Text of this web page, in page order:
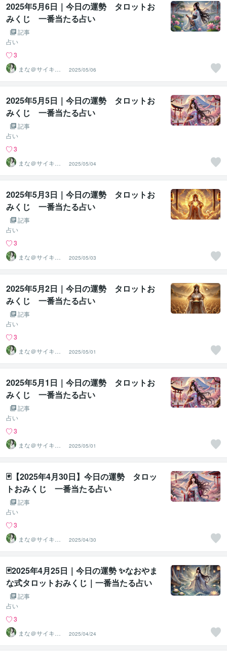
2025年5月6日｜今日の運勢 タロットお
みくじ 一番当たる占い
記事
占い
3
まな＠サイキッ
ク能力を覚醒さ
せる専門家
2025/05/06
2025年5月5日｜今日の運勢 タロットお
みくじ 一番当たる占い
記事
占い
3
まな＠サイキッ
ク能力を覚醒さ
せる専門家
2025/05/04
2025年5月3日｜今日の運勢 タロットお
みくじ 一番当たる占い
記事
占い
3
まな＠サイキッ
ク能力を覚醒さ
せる専門家
2025/05/03
2025年5月2日｜今日の運勢 タロットお
みくじ 一番当たる占い
記事
占い
3
まな＠サイキッ
ク能力を覚醒さ
せる専門家
2025/05/01
2025年5月1日｜今日の運勢 タロットお
みくじ 一番当たる占い
記事
占い
3
まな＠サイキッ
ク能力を覚醒さ
せる専門家
2025/05/01
🃏【2025年4月30日】今日の運勢 タロッ
トおみくじ 一番当たる占い
記事
占い
3
まな＠サイキッ
ク能力を覚醒さ
せる専門家
2025/04/30
🃏2025年4月25日｜今日の運勢 ✨なおやま
な式タロットおみくじ｜一番当たる占い
記事
占い
3
まな＠サイキッ
ク能力を覚醒さ
せる専門家
2025/04/24